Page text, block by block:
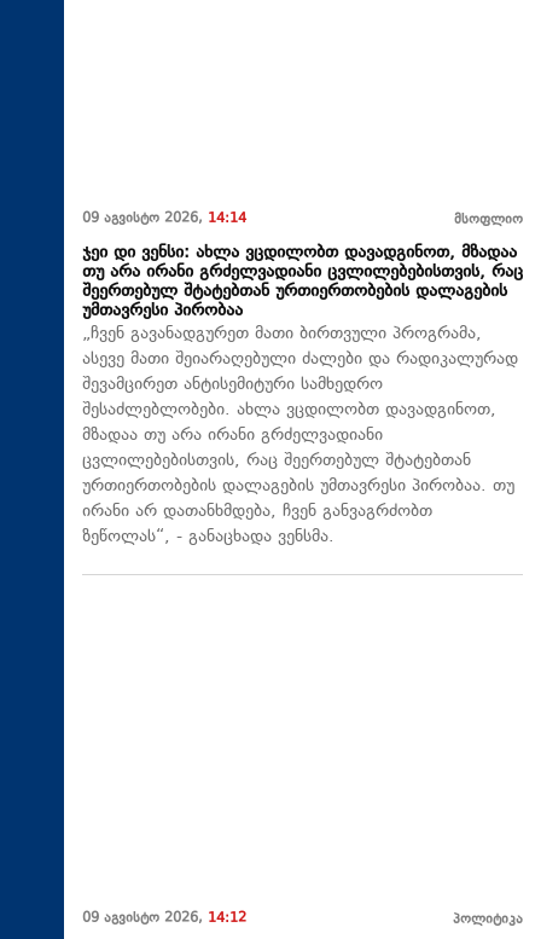
09 აგვისტო 2026, 14:14 მსოფლიო
ჯეი დი ვენსი: ახლა ვცდილობთ დავადგინოთ, მზადაა
თუ არა ირანი გრძელვადიანი ცვლილებებისთვის, რაც
შეერთებულ შტატებთან ურთიერთობების დალაგების
უმთავრესი პირობაა
„ჩვენ გავანადგურეთ მათი ბირთვული პროგრამა,
ასევე მათი შეიარაღებული ძალები და რადიკალურად
შევამცირეთ ანტისემიტური სამხედრო
შესაძლებლობები. ახლა ვცდილობთ დავადგინოთ,
მზადაა თუ არა ირანი გრძელვადიანი
ცვლილებებისთვის, რაც შეერთებულ შტატებთან
ურთიერთობების დალაგების უმთავრესი პირობაა. თუ
ირანი არ დათანხმდება, ჩვენ განვაგრძობთ
ზეწოლას“, - განაცხადა ვენსმა.
09 აგვისტო 2026, 14:12 პოლიტიკა